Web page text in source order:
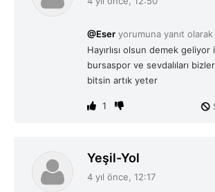
@Eser yorumuna yanıt olarak
Hayırlısı olsun demek
bursaspor ve sevdalıları
bitsin artık yeter
1
Yeşil-Yol
4 yıl önce, 12:17